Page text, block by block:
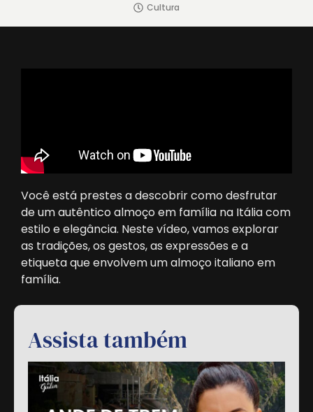
Cultura
Você está prestes a descobrir como desfrutar
de um autêntico almoço em família na Itália com
estilo e elegância. Neste vídeo, vamos explorar
as tradições, os gestos, as expressões e a
etiqueta que envolvem um almoço italiano em
família.
Assista também